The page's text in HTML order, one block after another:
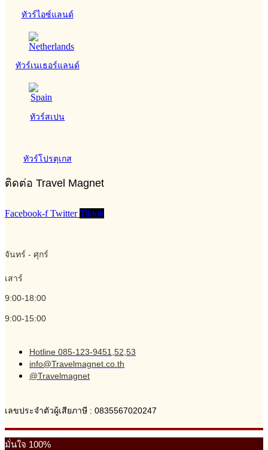
ทัวร์ไอซ์แลนด์
ทัวร์เนเธอร์แลนด์
ทัวร์สเปน
ทัวร์โปรตุเกส
ติดต่อ Travel Magnet
Facebook-f Twitter Tiktok
จันทร์ - ศุกร์
เสาร์
9:00-18:00
9:00-15:00
Hotline 085-123-9451,52,53
info@Travelmagnet.co.th
@Travelmagnet
เลขประจำตัวผู้เสียภาษี : 0835567020247
มั่นใจ 100%